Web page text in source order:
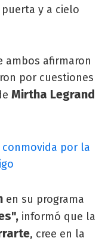
y a cielo
ambos afirmaron
por cuestiones
Mirtha Legrand
conmovida por la
en su programa
informó que la
, cree en la